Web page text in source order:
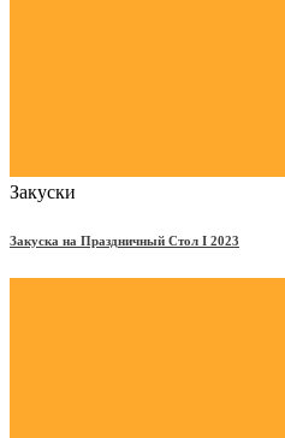
Закуски
Закуска на Праздничный Стол Ι 2023